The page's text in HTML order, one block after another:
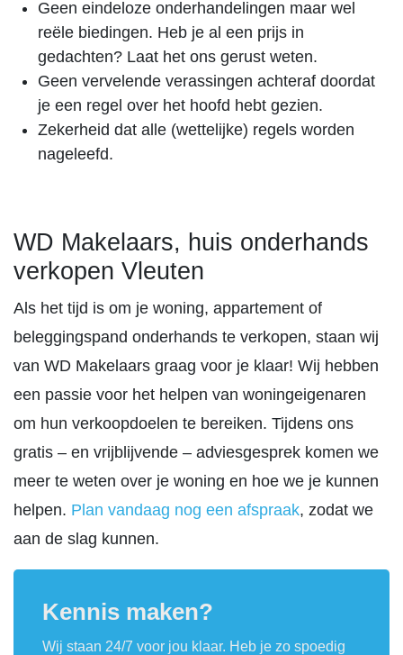
Geen eindeloze onderhandelingen maar wel
reële biedingen. Heb je al een prijs in
gedachten? Laat het ons gerust weten.
Geen vervelende verassingen achteraf doordat
je een regel over het hoofd hebt gezien.
Zekerheid dat alle (wettelijke) regels worden
nageleefd.
WD Makelaars, huis onderhands
verkopen Vleuten
Als het tijd is om je woning, appartement of
beleggingspand onderhands te verkopen, staan wij
van WD Makelaars graag voor je klaar! Wij hebben
een passie voor het helpen van woningeigenaren
om hun verkoopdoelen te bereiken. Tijdens ons
gratis – en vrijblijvende – adviesgesprek komen we
meer te weten over je woning en hoe we je kunnen
helpen. Plan vandaag nog een afspraak, zodat we
aan de slag kunnen.
Kennis maken?
Wij staan 24/7 voor jou klaar. Heb je zo spoedig